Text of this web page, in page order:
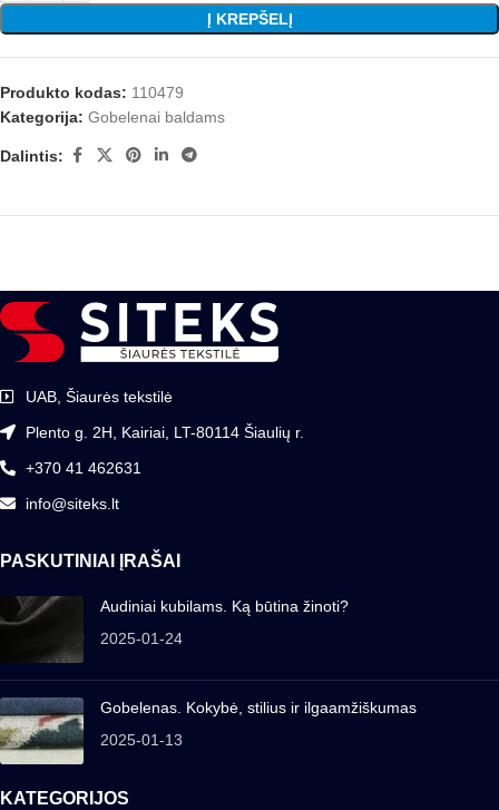
Į KREPŠELĮ
Produkto kodas: 110479
Kategorija: Gobelenai baldams
Dalintis:
UAB, Šiaurės tekstilė
Plento g. 2H, Kairiai, LT-80114 Šiaulių r.
+370 41 462631
info@siteks.lt
PASKUTINIAI ĮRAŠAI
Audiniai kubilams. Ką būtina žinoti?
2025-01-24
Gobelenas. Kokybė, stilius ir ilgaamžiškumas
2025-01-13
KATEGORIJOS